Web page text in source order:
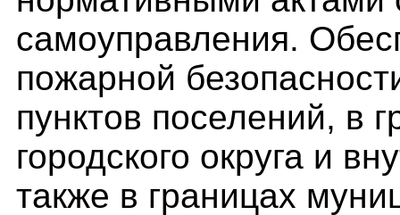
самоуправления.
пожарной
пунктов поселений, в
городского округа и
также в границах